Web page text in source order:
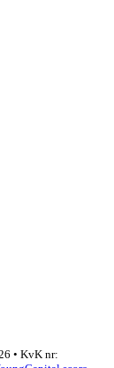
• KvK nr: